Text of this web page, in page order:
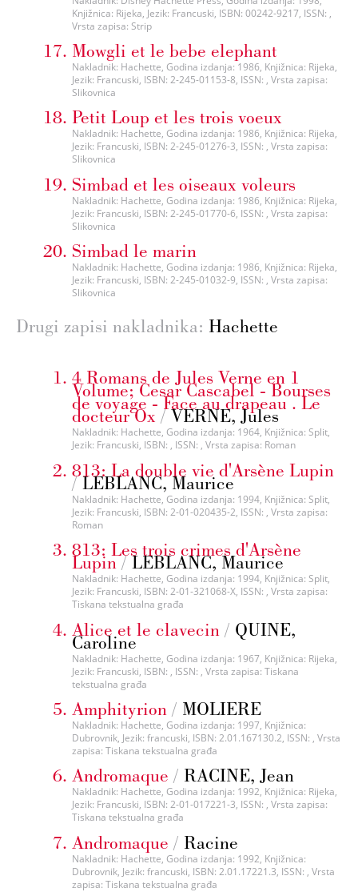
Knjižnica: Rijeka, Jezik: Francuski, ISBN: 00242-9217, ISSN: ,
Vrsta zapisa: Strip
Mowgli et le bebe elephant
Nakladnik: Hachette, Godina izdanja: 1986, Knjižnica: Rijeka,
Jezik: Francuski, ISBN: 2-245-01153-8, ISSN: , Vrsta zapisa:
Slikovnica
Petit Loup et les trois voeux
Nakladnik: Hachette, Godina izdanja: 1986, Knjižnica: Rijeka,
Jezik: Francuski, ISBN: 2-245-01276-3, ISSN: , Vrsta zapisa:
Slikovnica
Simbad et les oiseaux voleurs
Nakladnik: Hachette, Godina izdanja: 1986, Knjižnica: Rijeka,
Jezik: Francuski, ISBN: 2-245-01770-6, ISSN: , Vrsta zapisa:
Slikovnica
Simbad le marin
Nakladnik: Hachette, Godina izdanja: 1986, Knjižnica: Rijeka,
Jezik: Francuski, ISBN: 2-245-01032-9, ISSN: , Vrsta zapisa:
Slikovnica
Drugi zapisi nakladnika: Hachette
4 Romans de Jules Verne en 1
Volume; Cesar Cascabel - Bourses
de voyage - Face au drapeau . Le
docteur Ox /VERNE, Jules
Nakladnik: Hachette, Godina izdanja: 1964, Knjižnica: Split,
Jezik: Francuski, ISBN: , ISSN: , Vrsta zapisa: Roman
813: La double vie d'Arsène Lupin
/LEBLANC, Maurice
Nakladnik: Hachette, Godina izdanja: 1994, Knjižnica: Split,
Jezik: Francuski, ISBN: 2-01-020435-2, ISSN: , Vrsta zapisa:
Roman
813: Les trois crimes d'Arsène
Lupin/LEBLANC, Maurice
Nakladnik: Hachette, Godina izdanja: 1994, Knjižnica: Split,
Jezik: Francuski, ISBN: 2-01-321068-X, ISSN: , Vrsta zapisa:
Tiskana tekstualna građa
Alice et le clavecin / QUINE,
Caroline
Nakladnik: Hachette, Godina izdanja: 1967, Knjižnica: Rijeka,
Jezik: Francuski, ISBN: , ISSN: , Vrsta zapisa: Tiskana
tekstualna građa
Amphityrion / MOLIERE
Nakladnik: Hachette, Godina izdanja: 1997, Knjižnica:
Dubrovnik, Jezik: francuski, ISBN: 2.01.167130.2, ISSN: , Vrsta
zapisa: Tiskana tekstualna građa
Andromaque / RACINE, Jean
Nakladnik: Hachette, Godina izdanja: 1992, Knjižnica: Rijeka,
Jezik: Francuski, ISBN: 2-01-017221-3, ISSN: , Vrsta zapisa:
Tiskana tekstualna građa
Andromaque / Racine
Nakladnik: Hachette, Godina izdanja: 1992, Knjižnica:
Dubrovnik, Jezik: francuski, ISBN: 2.01.17221.3, ISSN: , Vrsta
zapisa: Tiskana tekstualna građa